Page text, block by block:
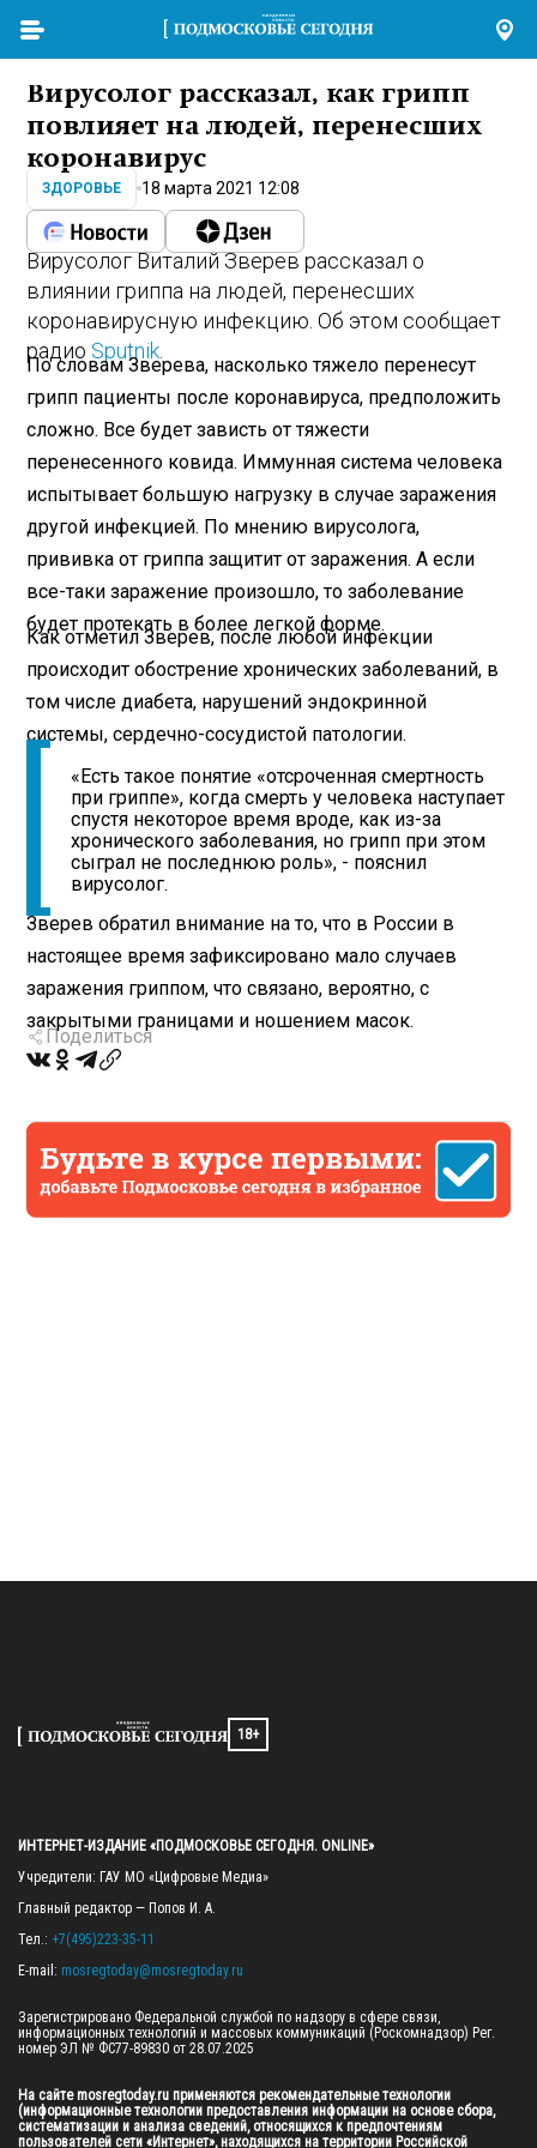
Вирусолог рассказал, как грипп
повлияет на людей, перенесших
коронавирус
ЗДОРОВЬЕ 18 марта 2021 12:08
Вирусолог Виталий Зверев рассказал о
влиянии гриппа на людей, перенесших
коронавирусную инфекцию. Об этом сообщает
радио Sputnik
По словам Зверева, насколько тяжело перенесут
грипп пациенты после коронавируса, предположить
сложно. Все будет зависть от тяжести
перенесенного ковида. Иммунная система человека
испытывает большую нагрузку в случае заражения
другой инфекцией. По мнению вирусолога,
прививка от гриппа защитит от заражения. А если
все-таки заражение произошло, то заболевание
будет протекать в более легкой форме.
Как отметил Зверев, после любой инфекции
происходит обострение хронических заболеваний, в
том числе диабета, нарушений эндокринной
системы, сердечно-сосудистой патологии.
«Есть такое понятие «отсроченная смертность
при гриппе», когда смерть у человека наступает
спустя некоторое время вроде, как из-за
хронического заболевания, но грипп при этом
сыграл не последнюю роль», - пояснил
вирусолог.
Зверев обратил внимание на то, что в России в
настоящее время зафиксировано мало случаев
заражения гриппом, что связано, вероятно, с
закрытыми границами и ношением масок.
Поделиться
18+
ИНТЕРНЕТ-ИЗДАНИЕ «ПОДМОСКОВЬЕ СЕГОДНЯ. ONLINE»
Учредители: ГАУ МО «Цифровые Медиа»
Главный редактор — Попов И. А.
Тел.: +7(495)223-35-11
E-mail: mosregtoday@mosregtoday.ru
Зарегистрировано Федеральной службой по надзору в сфере связи,
информационных технологий и массовых коммуникаций (Роскомнадзор) Рег.
номер ЭЛ № ФС77-89830 от 28.07.2025
На сайте mosregtoday.ru применяются рекомендательные технологии
(информационные технологии предоставления информации на основе сбора,
систематизации и анализа сведений, относящихся к предпочтениям
пользователей сети «Интернет», находящихся на территории Российской